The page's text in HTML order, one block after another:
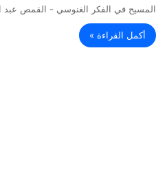
المسيح في الفكر الغنوسي - القمص عبد
أكمل القراءة »